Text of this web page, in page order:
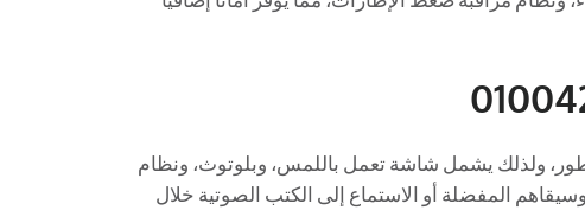
ولذلك يشمل شاشة تعمل باللمس، وبلوتوث، ونظام
المفضلة أو الاستماع إلى الكتب الصوتية خلال